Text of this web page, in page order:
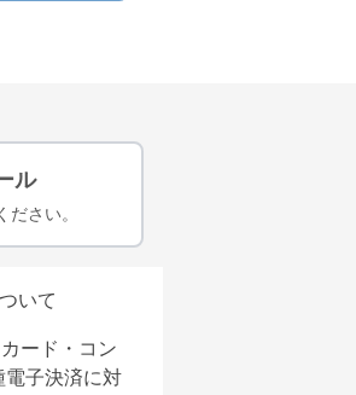
ル
ださい。
いて
ード・コン
電子決済に対